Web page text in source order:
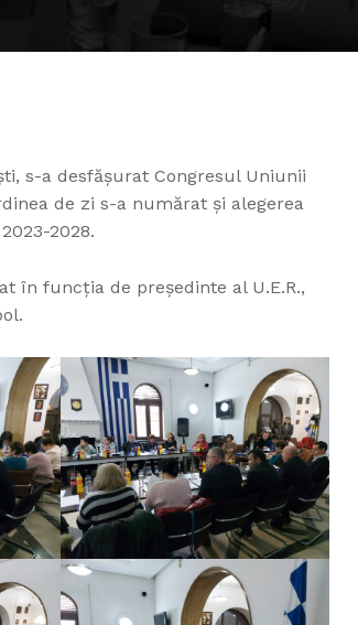
s-a desfăşurat Congresul Uniunii
de zi s-a numărat și alegerea
2028.
în funcţia de președinte al U.E.R.,